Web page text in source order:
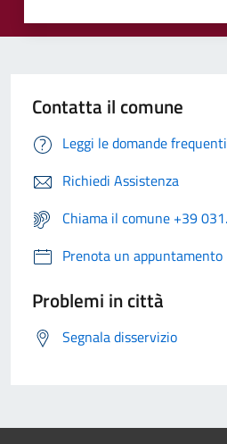
Contatta il comune
Leggi le domande frequenti
Richiedi Assistenza
Chiama il comune +39
Prenota un appuntamento
Problemi in città
Segnala disservizio